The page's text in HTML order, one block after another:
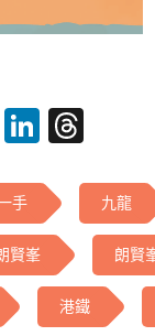
Line
手 九龍
賢峯 朗賢
港鐵